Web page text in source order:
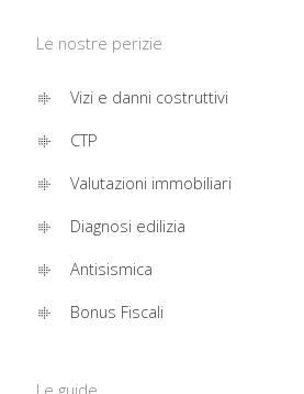
Le nostre perizie
Vizi e danni costruttivi
CTP
Valutazioni immobiliari
Diagnosi edilizia
Antisismica
Bonus Fiscali